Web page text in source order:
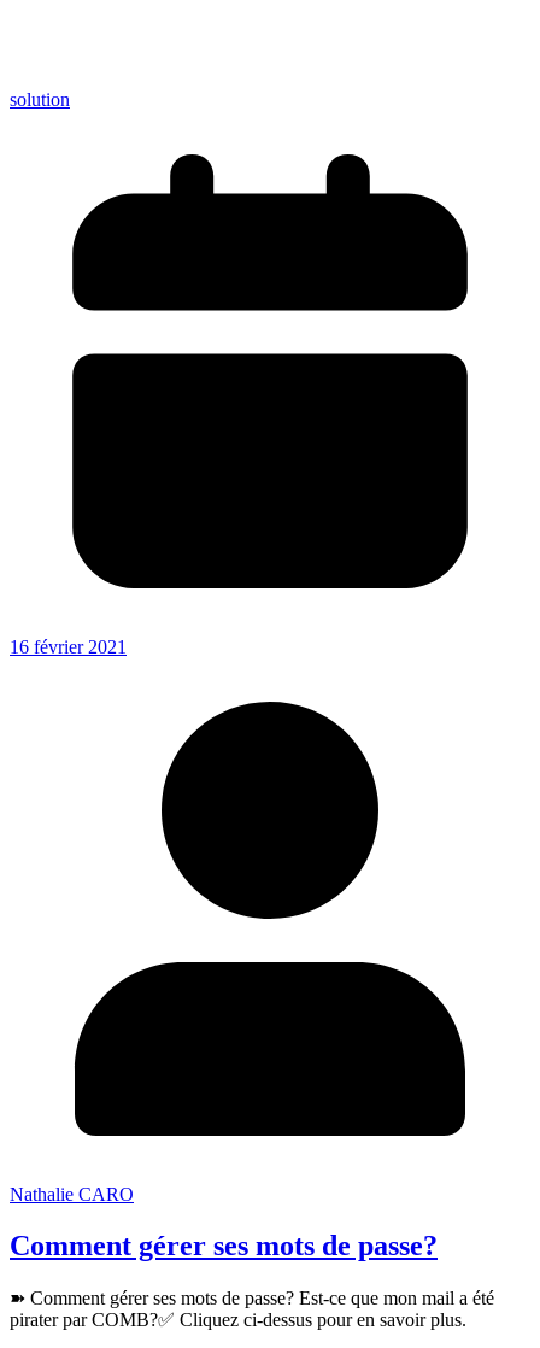
solution
16 février 2021
Nathalie CARO
Comment gérer ses mots de passe?
➽ Comment gérer ses mots de passe? Est-ce que mon mail a été
pirater par COMB?✅ Cliquez ci-dessus pour en savoir plus.